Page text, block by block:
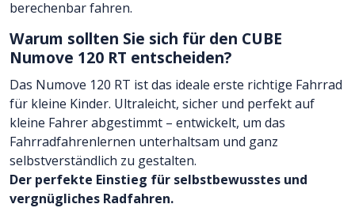
berechenbar fahren.
Warum sollten Sie sich für den CUBE
Numove 120 RT entscheiden?
Das Numove 120 RT ist das ideale erste richtige Fahrrad
für kleine Kinder. Ultraleicht, sicher und perfekt auf
kleine Fahrer abgestimmt – entwickelt, um das
Fahrradfahrenlernen unterhaltsam und ganz
selbstverständlich zu gestalten.
Der perfekte Einstieg für selbstbewusstes und
vergnügliches Radfahren.